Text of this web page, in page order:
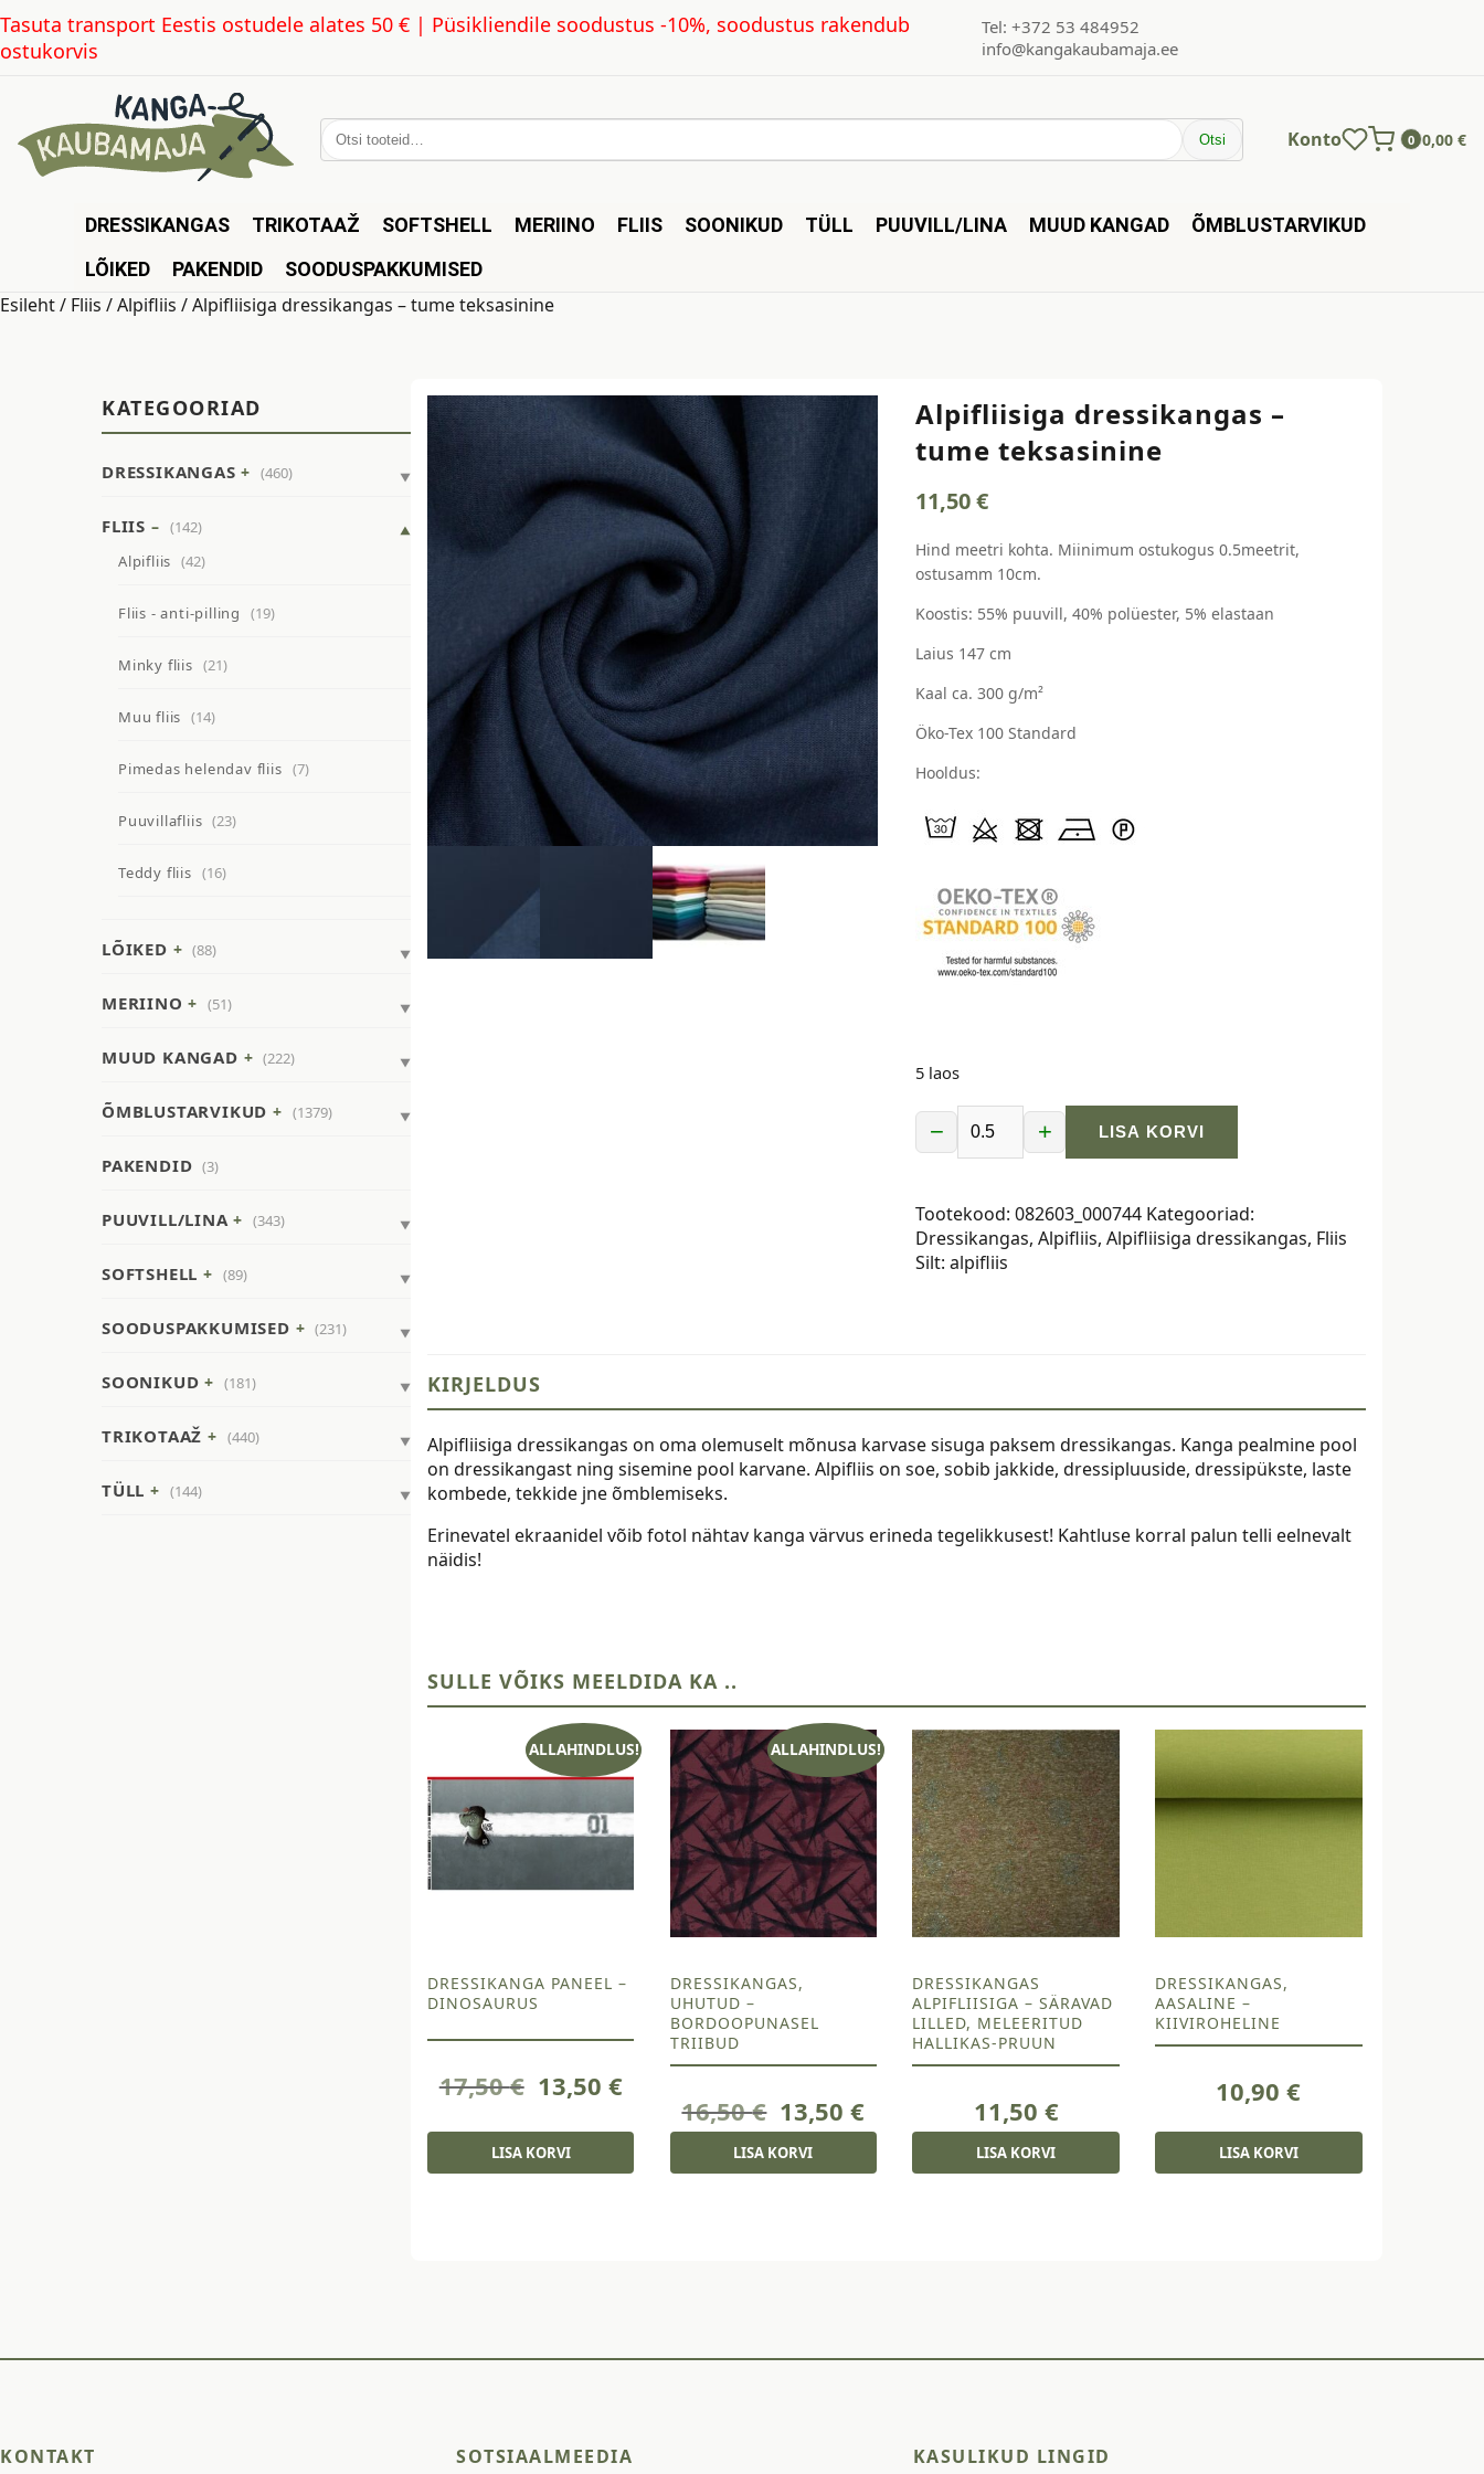
Tasuta transport Eestis ostudele alates 50 € | Püsikliendile soodustus -10%, soodustus rakendub
ostukorvis
Tel: +372 53 484952
info@kangakaubamaja.ee
Otsi: Otsi Konto 0 0,00 €
DRESSIKANGAS TRIKOTAAŽ SOFTSHELL MERIINO FLIIS SOONIKUD TÜLL PUUVILL/LINA MUUD KANGAD
ÕMBLUSTARVIKUD
LÕIKED
PAKENDID SOODUSPAKKUMISED
Esileht/ Fliis /Alpifliis / Alpifliisiga dressikangas – tume teksasinine
KATEGOORIAD
DRESSIKANGAS (460)
FLIIS
(142)
Alpifliis (42)
Fliis - anti-pilling (19)
Minky fliis (21)
Muu fliis (14)
Pimedas helendav fliis (7)
Puuvillafliis (23)
Teddy fliis (16)
LÕIKED (88)
MERIINO (51)
MUUD KANGAD (222)
ÕMBLUSTARVIKUD (1379)
PAKENDID (3)
PUUVILL/LINA (343)
SOFTSHELL (89)
SOODUSPAKKUMISED (231)
SOONIKUD (181)
TRIKOTAAŽ (440)
TÜLL (144)
Alpifliisiga dressikangas –
tume teksasinine
11,50€
Hind meetri kohta. Miinimum ostukogus 0.5meetrit,
ostusamm 10cm.
Koostis: 55% puuvill, 40% polüester, 5% elastaan
Laius 147 cm
Kaal ca. 300 g/m²
Öko-Tex 100 Standard
Hooldus:
5 laos
−
Alpifliisiga
dressikangas
tume
teksasinine
kogus
+ LISA KORVI
Tootekood: 082603_000744 Kategooriad:
Dressikangas, Alpifliis, Alpifliisiga dressikangas, Fliis
Silt: alpifliis
KIRJELDUS
Alpifliisiga dressikangas on oma olemuselt mõnusa karvase sisuga paksem dressikangas. Kanga pealmine pool
on dressikangast ning sisemine pool karvane. Alpifliis on soe, sobib jakkide, dressipluuside, dressipükste, laste
kombede, tekkide jne õmblemiseks.
Erinevatel ekraanidel võib fotol nähtav kanga värvus erineda tegelikkusest! Kahtluse korral palun telli eelnevalt
näidis!
SULLE VÕIKS MEELDIDA KA ..
ALLAHINDLUS!
DRESSIKANGA PANEEL –
DINOSAURUS
17,50€ Algne
oli:
17,50 €.
13,50 €Current
price
13,50 €.
LISA KORVI
ALLAHINDLUS!
DRESSIKANGAS,
UHUTUD –
BORDOOPUNASEL
TRIIBUD
16,50€ Algne
hind
oli:
13,50€Current
price
is:
LISA KORVI
DRESSIKANGAS
ALPIFLIISIGA – SÄRAVAD
LILLED, MELEERITUD
HALLIKAS-PRUUN
11,50 €
LISA KORVI
DRESSIKANGAS,
AASALINE –
KIIVIROHELINE
10,90€
LISA KORVI
KONTAKT SOTSIAALMEEDIA KASULIKUD LINGID